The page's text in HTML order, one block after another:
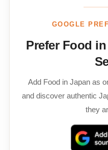
GOOGLE
Prefer Food
Add Food in Japan as
and discover authentic
they